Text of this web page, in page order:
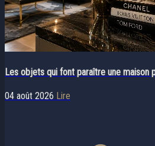
Les objets qui font paraître une maison
04 août 2026 Lire